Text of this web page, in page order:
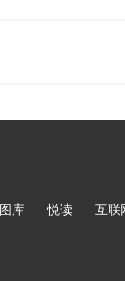
图库 悦读 互联